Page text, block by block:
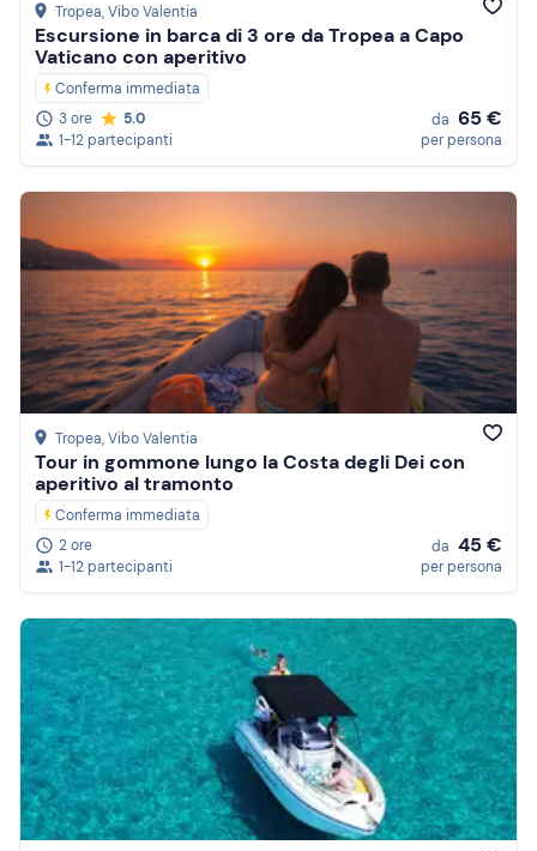
Tropea, Vibo Valentia
Escursione in barca di 3 ore da Tropea a Capo
Vaticano con aperitivo
Conferma immediata
3 ore
5.0
1-12 partecipanti
da 65 €
per persona
Tropea, Vibo Valentia
Tour in gommone lungo la Costa degli Dei con
aperitivo al tramonto
Conferma immediata
2 ore
1-12 partecipanti
da 45 €
per persona